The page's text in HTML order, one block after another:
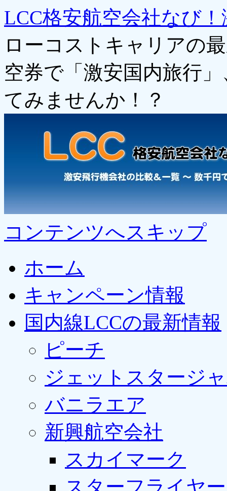
LCC格安航空会社なび
ローコストキャリアの
空券で「激安国内旅行
てみませんか！？
コンテンツへスキップ
ホーム
キャンペーン情報
国内線LCCの最新情報
ピーチ
ジェットスタージ
バニラエア
新興航空会社
スカイマーク